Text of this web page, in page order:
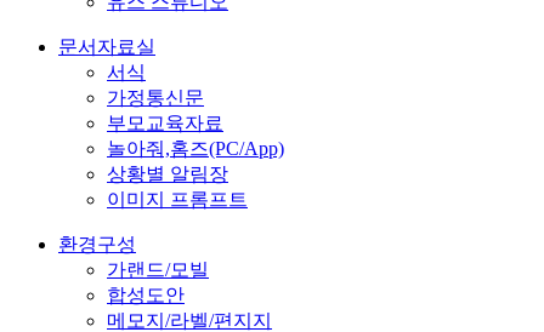
문서자료실
서식
가정통신문
부모교육자료
놀아줘,홈즈(PC/App)
상황별 알림장
이미지 프롬프트
환경구성
가랜드/모빌
합성도안
메모지/라벨/편지지